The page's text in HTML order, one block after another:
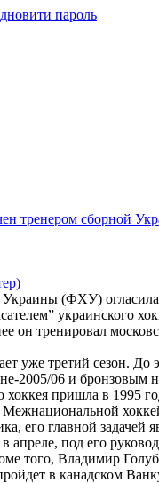
пароль
тренером сборной
(ФХУ)
украинского
он тренировал
уже третий сезон. До
2005/06 и бронзовым
хоккея пришла в 1995
его главной
апреле, под его
того, Владимир
в канадском